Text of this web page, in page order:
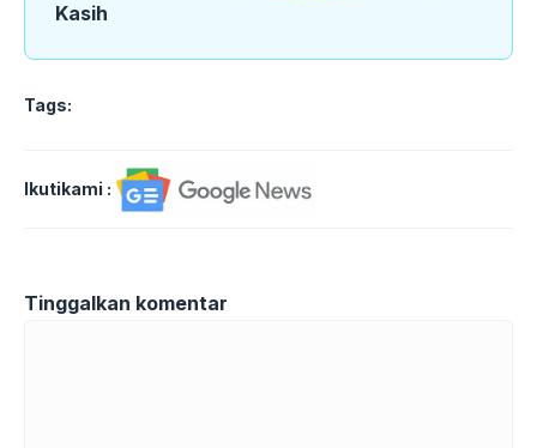
Kasih
Tags:
Ikutikami :
Tinggalkan komentar